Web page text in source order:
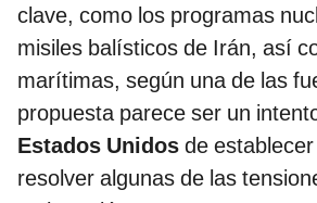
clave, como los programas
misiles balísticos de Irán, así
marítimas, según una de las
propuesta parece ser un
Estados Unidos de
resolver algunas de las